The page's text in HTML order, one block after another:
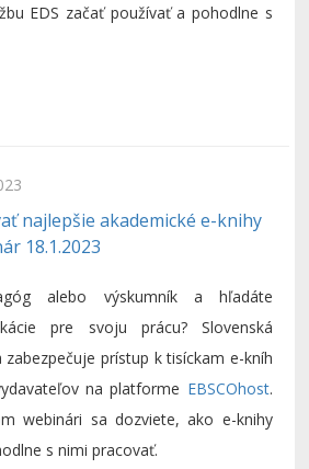
EDS začať používať a pohodlne s
najlepšie akademické e-knihy
18.1.2023
alebo výskumník a hľadáte
pre svoju prácu? Slovenská
prístup k tisíckam e-kníh
na platforme EBSCOhost.
webinári sa dozviete, ako e-knihy
s nimi pracovať.